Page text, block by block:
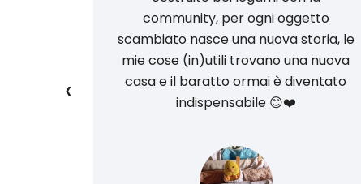
community, per ogni oggetto
scambiato nasce una nuova storia, le
mie cose (in)utili trovano una nuova
casa e il baratto ormai è diventato
indispensabile 😊❤️
‹